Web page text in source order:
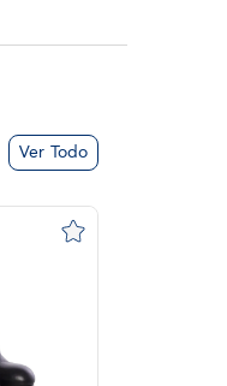
Ver Todo